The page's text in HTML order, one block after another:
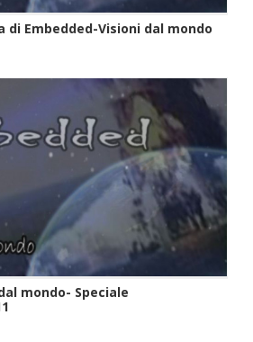
di Embedded-Visioni dal mondo
mondo- Speciale